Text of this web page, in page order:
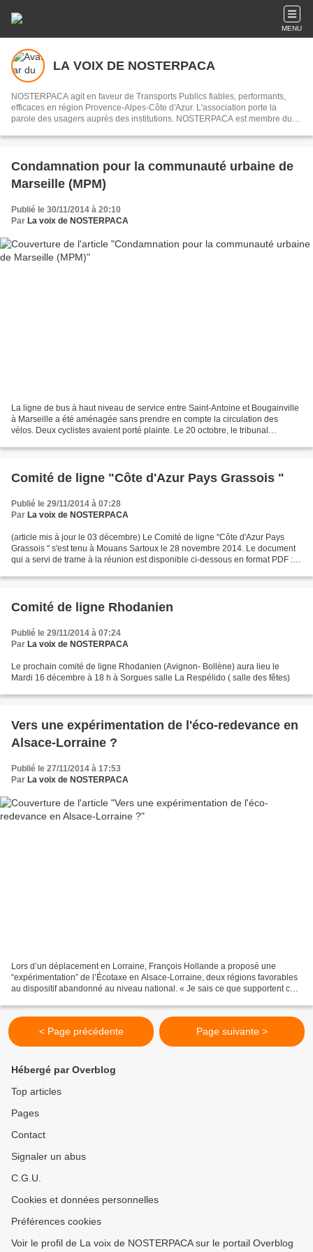
MENU
LA VOIX DE NOSTERPACA
NOSTERPACA agit en faveur de Transports Publics fiables, performants,
efficaces en région Provence-Alpes-Côte d'Azur. L'association porte la
parole des usagers auprès des institutions. NOSTERPACA est membre du
Condamnation pour la communauté urbaine de
Marseille (MPM)
Publié le 30/11/2014 à 20:10
Par La voix de NOSTERPACA
La ligne de bus à haut niveau de service entre Saint-Antoine et Bougainville
à Marseille a été aménagée sans prendre en compte la circulation des
vélos. Deux cyclistes avaient porté plainte. Le 20 octobre, le tribunal
Comité de ligne "Côte d'Azur Pays Grassois "
Publié le 29/11/2014 à 07:28
Par La voix de NOSTERPACA
(article mis à jour le 03 décembre) Le Comité de ligne "Côte d'Azur Pays
Grassois " s'est tenu à Mouans Sartoux le 28 novembre 2014. Le document
qui a servi de trame à la réunion est disponible ci-dessous en format PDF :
Comité de ligne Rhodanien
Publié le 29/11/2014 à 07:24
Par La voix de NOSTERPACA
Le prochain comité de ligne Rhodanien (Avignon- Bollène) aura lieu le
Mardi 16 décembre à 18 h à Sorgues salle La Respélido ( salle des fêtes)
Vers une expérimentation de l'éco-redevance en
Alsace-Lorraine ?
Publié le 27/11/2014 à 17:53
Par La voix de NOSTERPACA
Lors d’un déplacement en Lorraine, François Hollande a proposé une
“expérimentation” de l’Écotaxe en Alsace-Lorraine, deux régions favorables
au dispositif abandonné au niveau national. « Je sais ce que supportent ces
< Page précédente Page suivante >
Hébergé par Overblog
Top articles
Pages
Contact
Signaler un abus
C.G.U.
Cookies et données personnelles
Préférences cookies
Voir le profil de La voix de NOSTERPACA sur le portail Overblog